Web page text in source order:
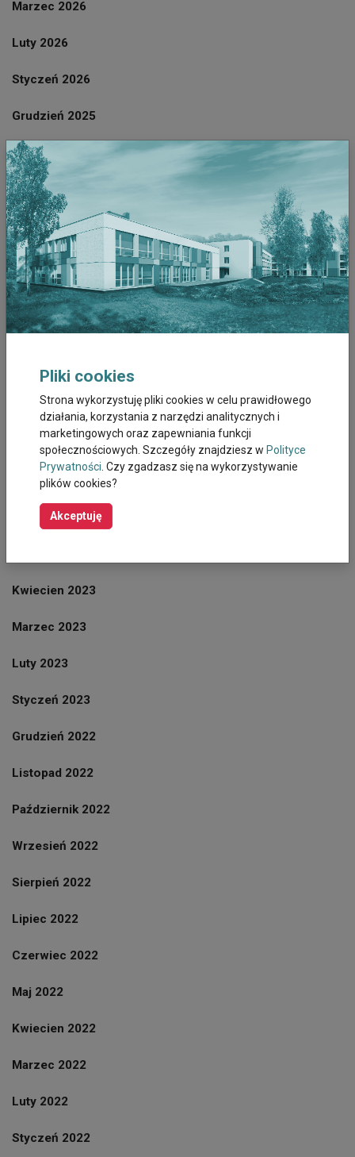
Marzec 2026
Luty 2026
Styczeń 2026
Grudzień 2025
Listopad 2025
Październik 2025
Wrzesień 2025
Sierpień 2025
Lipiec 2025
Czerwiec 2025
Październik 2023
Wrzesień 2023
Sierpień 2023
Lipiec 2023
Czerwiec 2023
Kwiecien 2023
Marzec 2023
Luty 2023
Styczeń 2023
Grudzień 2022
Listopad 2022
Październik 2022
Wrzesień 2022
Sierpień 2022
Lipiec 2022
Czerwiec 2022
Maj 2022
Kwiecien 2022
Marzec 2022
Luty 2022
Styczeń 2022
Pliki cookies
Strona wykorzystuję pliki cookies w celu prawidłowego
działania, korzystania z narzędzi analitycznych i
marketingowych oraz zapewniania funkcji
społecznościowych. Szczegóły znajdziesz w Polityce
Prywatności . Czy zgadzasz się na wykorzystywanie
plików cookies?
Akceptuję